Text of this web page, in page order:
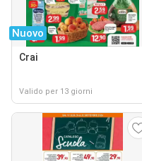
Nuovo
Crai
Valido per 13 giorni